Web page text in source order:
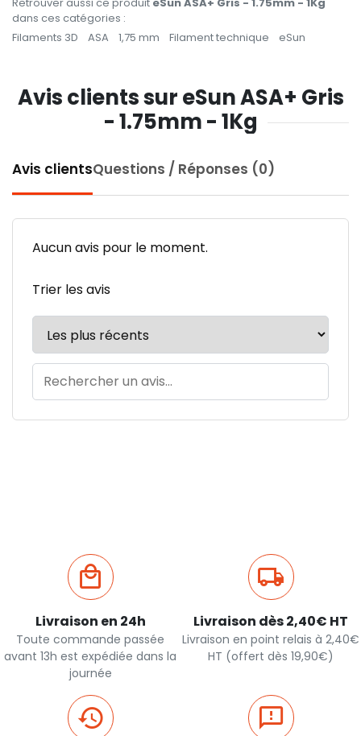
dans ces catégories :
Filaments 3D
ASA 1,75 mm Filament technique eSun
Avis clients sur eSun ASA+ Gris
- 1.75mm - 1Kg
Avis clientsQuestions / Réponses (0)
Aucun avis pour le moment.
Trier les avis
Livraison en 24h
Toute commande passée
avant 13h est expédiée dans la
journée
Livraison dès 2,40€ HT
Livraison en point relais à 2,40€
HT (offert dès 19,90€)